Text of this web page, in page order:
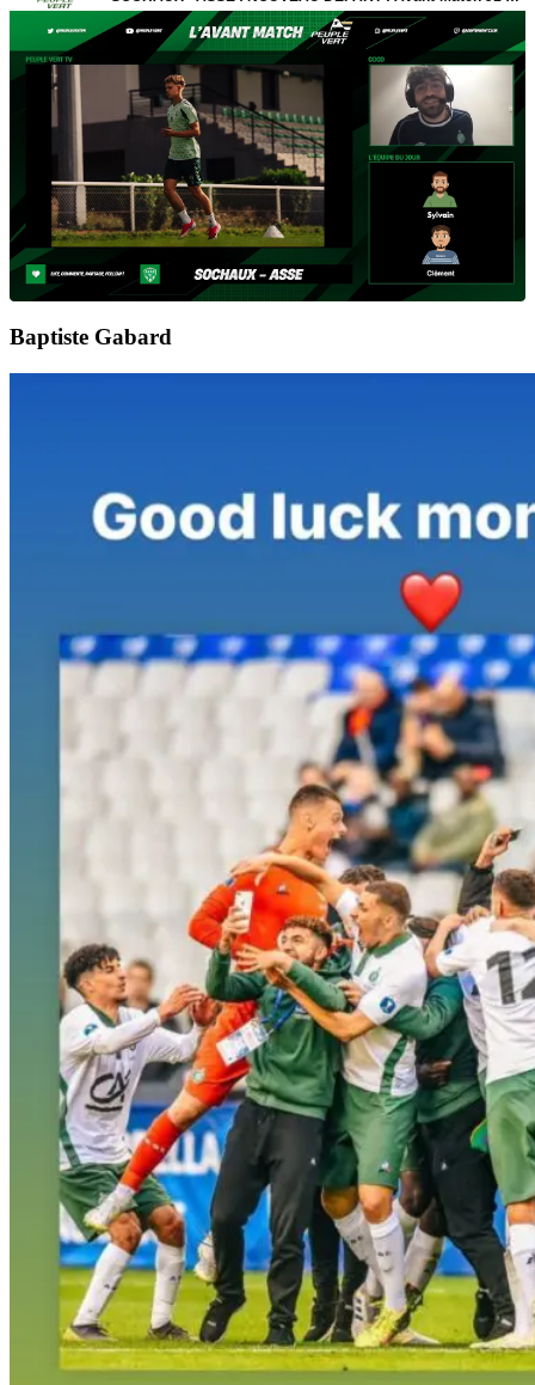
Baptiste Gabard